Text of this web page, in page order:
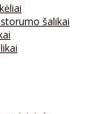
šalikai